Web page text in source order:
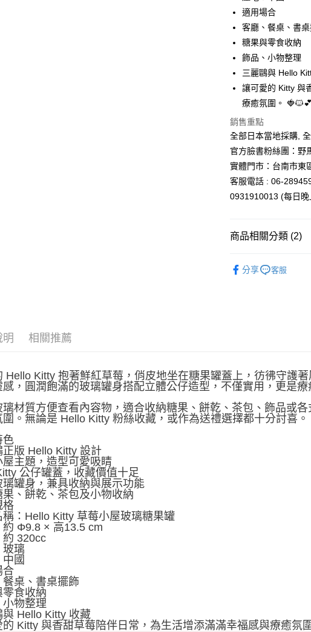
付款後7-11取貨
每筆NT$65，滿
宅配
每筆NT$100，滿
適用場合
客廳、餐桌、書
糖果與零食收納
飾品、小物整理
三麗鷗與 Hello
讓可愛的 Kitty 與
療癒氛圍。 🍓🐱💕
銷售重點
全部日本當地採購,
官方臉書粉絲團：野
實體門市：台南市東
客服電話 : 06-
0931910013 (每日
商品相關分類 (2)
分享 客服
明 相關推薦
Hello Kitty 抱著鮮紅草莓，俏皮地坐在糖果罐蓋上，彷彿守護
感，圓潤飽滿的玻璃罐身搭配立體公仔造型，不僅實用，更是療
璃材質方便查看內容物，適合收納糖果、餅乾、茶包、飾品或
圍。無論是 Hello Kitty 粉絲收藏，或作為送禮選擇都十分討喜。
色
正版 Hello Kitty 設計
屋主題，造型可愛吸睛
公仔罐蓋，收藏價值十足
璃罐身，兼具收納與展示功能
果、餅乾、茶包及小物收納
格
稱：Hello Kitty 草莓小屋玻璃糖果罐
約 Φ9.8 × 高13.5 cm
約 320cc
玻璃
國
合
餐桌、書桌擺飾
零食收納
小物整理
與 Hello Kitty 收藏
的 Kitty 與香甜草莓陪伴日常，為生活增添滿滿幸福感與療癒氛